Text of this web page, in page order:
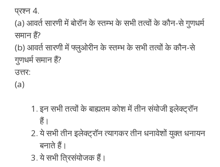
प्रश्न 4.
(a) आवर्त सारणी में बोरॉन के स्तम्भ के सभी तत्वों के कौन-से गुणधर्म
समान हैं?
(b) आवर्त सारणी में फ्लुओरीन के स्तम्भ के सभी तत्वों के कौन-से
गुणधर्म समान हैं?
उत्तर:
(a)
इन सभी तत्वों के बाह्यतम कोश में तीन संयोजी इलेक्ट्रॉन
हैं।
ये सभी तीन इलेक्ट्रॉन त्यागकर तीन धनावेशों युक्त धनायन
बनाते हैं।
ये सभी त्रिसंयोजक हैं।